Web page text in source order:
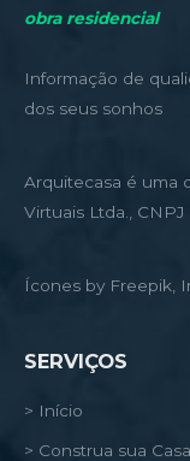
obra residencial
Informação de
dos seus sonhos
Arquitecasa é uma
Virtuais Ltda., CNPJ
Ícones by Freepik,
SERVIÇOS
> Início
> Construa sua Casa